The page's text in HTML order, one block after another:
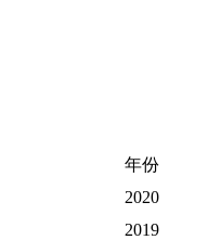
年份
2020
2019